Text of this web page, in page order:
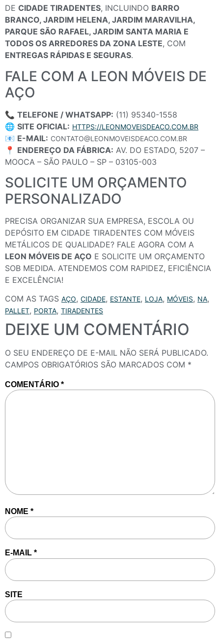
DE CIDADE TIRADENTES, INCLUINDO BARRO
BRANCO, JARDIM HELENA, JARDIM MARAVILHA,
PARQUE SÃO RAFAEL, JARDIM SANTA MARIA E
TODOS OS ARREDORES DA ZONA LESTE, COM
ENTREGAS RÁPIDAS E SEGURAS.
FALE COM A LEON MÓVEIS DE
AÇO
📞 TELEFONE / WHATSAPP: (11) 95340-1558
🌐 SITE OFICIAL: HTTPS://LEONMOVEISDEACO.COM.BR
📧 E-MAIL: CONTATO@LEONMOVEISDEACO.COM.BR
📍 ENDEREÇO DA FÁBRICA: AV. DO ESTADO, 5207 –
MOOCA – SÃO PAULO – SP – 03105-003
SOLICITE UM ORÇAMENTO
PERSONALIZADO
PRECISA ORGANIZAR SUA EMPRESA, ESCOLA OU
DEPÓSITO EM CIDADE TIRADENTES COM MÓVEIS
METÁLICOS DE QUALIDADE? FALE AGORA COM A
LEON MÓVEIS DE AÇO E SOLICITE UM ORÇAMENTO
SOB MEDIDA. ATENDEMOS COM RAPIDEZ, EFICIÊNCIA
E EXCELÊNCIA!
COM AS TAGS AÇO, CIDADE, ESTANTE, LOJA, MÓVEIS, NA,
PALLET, PORTA, TIRADENTES
DEIXE UM COMENTÁRIO
O SEU ENDEREÇO DE E-MAIL NÃO SERÁ PUBLICADO.
CAMPOS OBRIGATÓRIOS SÃO MARCADOS COM *
COMENTÁRIO *
NOME *
E-MAIL *
SITE